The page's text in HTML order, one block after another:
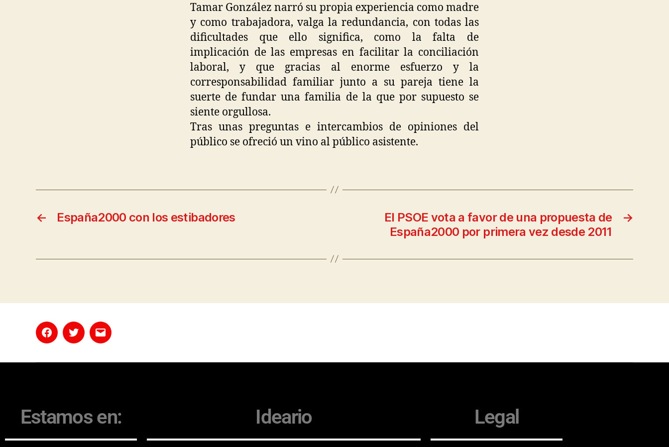
Tamar González narró su propia experiencia como madre
y como trabajadora, valga la redundancia, con todas las
dificultades que ello significa, como la falta de
implicación de las empresas en facilitar la conciliación
laboral, y que gracias al enorme esfuerzo y la
corresponsabilidad familiar junto a su pareja tiene la
suerte de fundar una familia de la que por supuesto se
siente orgullosa.
Tras unas preguntas e intercambios de opiniones del
público se ofreció un vino al público asistente.
← España2000 con los estibadores →
El PSOE vota a favor de una propuesta de
España2000 por primera vez desde 2011
Estamos en: Ideario Legal